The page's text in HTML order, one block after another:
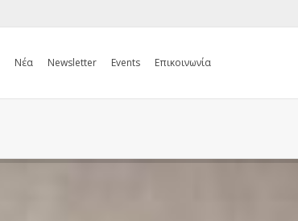
Νέα Newsletter Events Επικοινωνία